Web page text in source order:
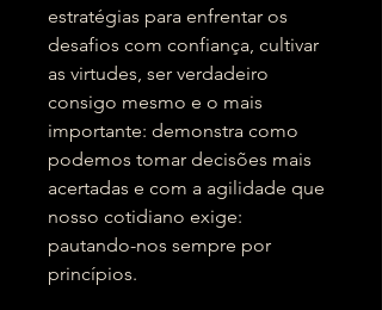
estratégias para enfrentar os
desafios com confiança, cultivar
as virtudes, ser verdadeiro
consigo mesmo e o mais
importante: demonstra como
podemos tomar decisões mais
acertadas e com a agilidade que
nosso cotidiano exige:
pautando-nos sempre por
princípios.